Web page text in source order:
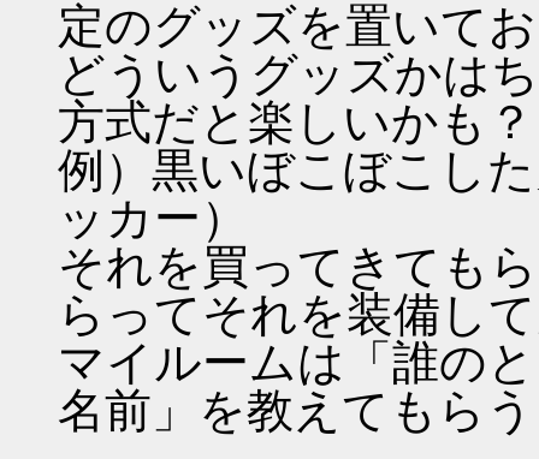
定のグッズを置いて
どういうグッズかは
方式だと楽しいかも？
例）黒いぼこぼこし
ッカー）
それを買ってきても
らってそれを装備し
マイルームは「誰の
名前」を教えてもらう